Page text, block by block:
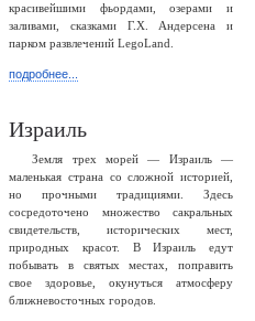
красивейшими фьордами, озерами и
заливами, сказками Г.Х. Андерсена и
парком развлечений LegoLand.
подробнее...
Израиль
Земля трех морей — Израиль —
маленькая страна со сложной историей,
но прочными традициями. Здесь
сосредоточено множество сакральных
свидетельств, исторических мест,
природных красот. В Израиль едут
побывать в святых местах, поправить
свое здоровье, окунуться атмосферу
ближневосточных городов.